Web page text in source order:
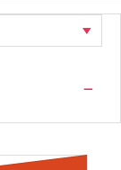
—